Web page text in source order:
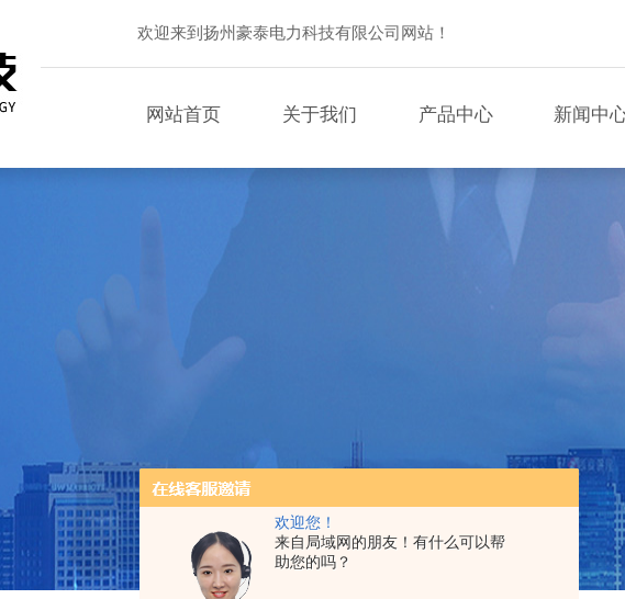
欢迎您！
来自局域网的朋友！有什么可以帮
助您的吗？
欢迎来到扬州豪泰电力科技有限公司网站！
网站首页 关于我们 产品中心 新闻中